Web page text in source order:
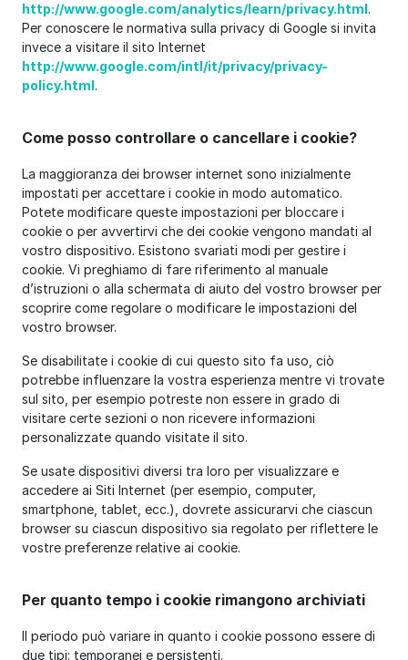
http://www.google.com/analytics/learn/privacy.html.
Per conoscere le normativa sulla privacy di Google si invita
invece a visitare il sito Internet
http://www.google.com/intl/it/privacy/privacy-
policy.html.
Come posso controllare o cancellare i cookie?
La maggioranza dei browser internet sono inizialmente
impostati per accettare i cookie in modo automatico.
Potete modificare queste impostazioni per bloccare i
cookie o per avvertirvi che dei cookie vengono mandati al
vostro dispositivo. Esistono svariati modi per gestire i
cookie. Vi preghiamo di fare riferimento al manuale
d’istruzioni o alla schermata di aiuto del vostro browser per
scoprire come regolare o modificare le impostazioni del
vostro browser.
Se disabilitate i cookie di cui questo sito fa uso, ciò
potrebbe influenzare la vostra esperienza mentre vi trovate
sul sito, per esempio potreste non essere in grado di
visitare certe sezioni o non ricevere informazioni
personalizzate quando visitate il sito.
Se usate dispositivi diversi tra loro per visualizzare e
accedere ai Siti Internet (per esempio, computer,
smartphone, tablet, ecc.), dovrete assicurarvi che ciascun
browser su ciascun dispositivo sia regolato per riflettere le
vostre preferenze relative ai cookie.
Per quanto tempo i cookie rimangono archiviati
Il periodo può variare in quanto i cookie possono essere di
due tipi: temporanei e persistenti.